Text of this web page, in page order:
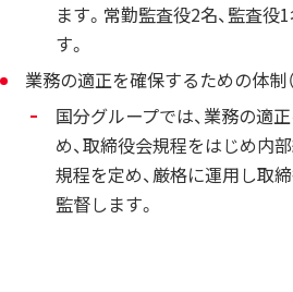
ます。常勤監査役2名、監査役
す。
業務の適正を確保するための体制
国分グループでは、業務の適
め、取締役会規程をはじめ内
規程を定め、厳格に運用し取
監督します。